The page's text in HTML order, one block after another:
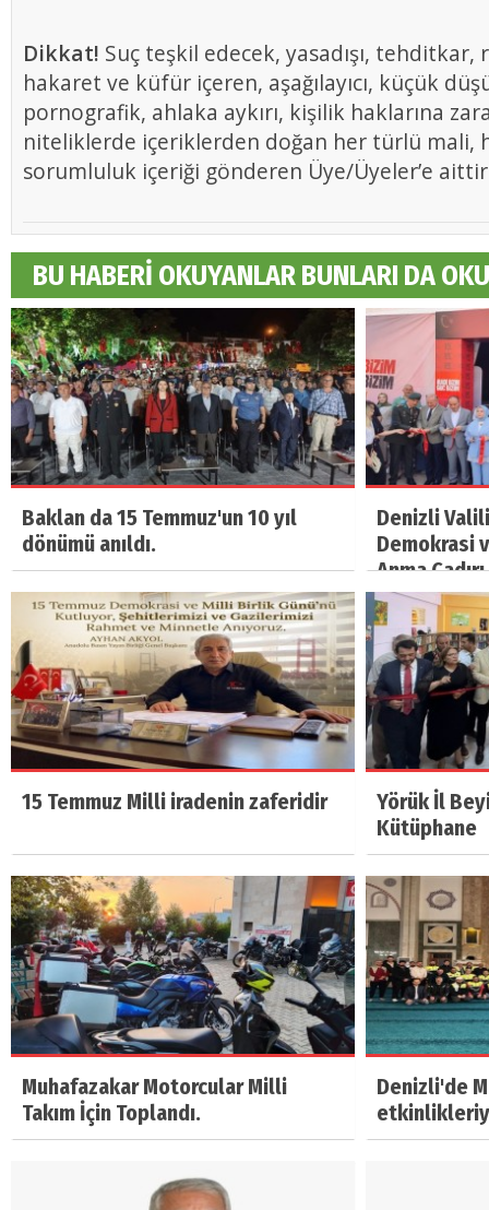
Dikkat! Suç teşkil edecek, yasadışı, tehditkar,
hakaret ve küfür içeren, aşağılayıcı, küçük
pornografik, ahlaka aykırı, kişilik haklarına
niteliklerde içeriklerden doğan her türlü mali,
sorumluluk içeriği gönderen Üye/Üyeler’e
BU HABERİ OKUYANLAR BUNLARI DA
Baklan da 15 Temmuz'un 10 yıl
dönümü anıldı.
Denizli
Demokrasi
Anma
15 Temmuz Milli iradenin zaferidir
Yörük İl
Kütüphane
Muhafazakar Motorcular Milli
Takım İçin Toplandı.
Denizli'de